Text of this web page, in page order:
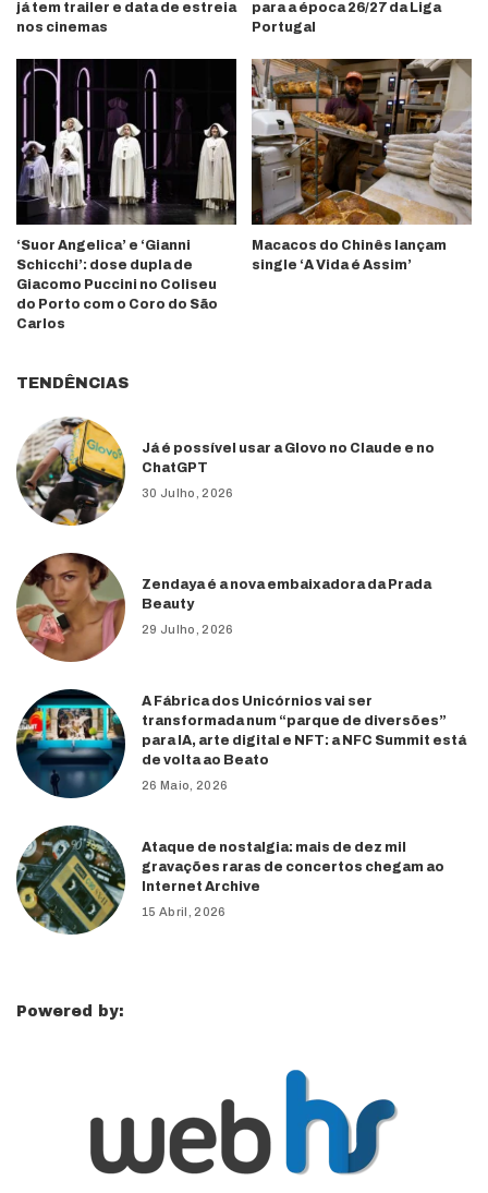
já tem trailer e data de estreia
nos cinemas
para a época 26/27 da Liga
Portugal
‘Suor Angelica’ e ‘Gianni
Schicchi’: dose dupla de
Giacomo Puccini no Coliseu
do Porto com o Coro do São
Carlos
Macacos do Chinês lançam
single ‘A Vida é Assim’
TENDÊNCIAS
Já é possível usar a Glovo no Claude e no
ChatGPT
30 Julho, 2026
Zendaya é a nova embaixadora da Prada
Beauty
29 Julho, 2026
A Fábrica dos Unicórnios vai ser
transformada num “parque de diversões”
para IA, arte digital e NFT: a NFC Summit está
de volta ao Beato
26 Maio, 2026
Ataque de nostalgia: mais de dez mil
gravações raras de concertos chegam ao
Internet Archive
15 Abril, 2026
Powered by: